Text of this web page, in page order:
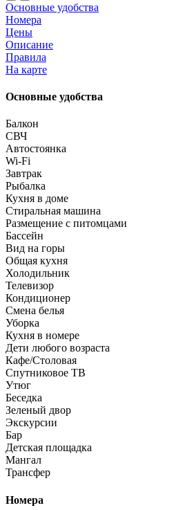
Основные удобства
Номера
Цены
Описание
Правила
На карте
Основные удобства
Балкон
СВЧ
Автостоянка
Wi-Fi
Завтрак
Рыбалка
Кухня в доме
Стиральная машина
Размещение с питомцами
Бассейн
Вид на горы
Общая кухня
Холодильник
Телевизор
Кондиционер
Смена белья
Уборка
Кухня в номере
Дети любого возраста
Кафе/Столовая
Спутниковое ТВ
Утюг
Беседка
Зеленый двор
Экскурсии
Бар
Детская площадка
Мангал
Трансфер
Номера